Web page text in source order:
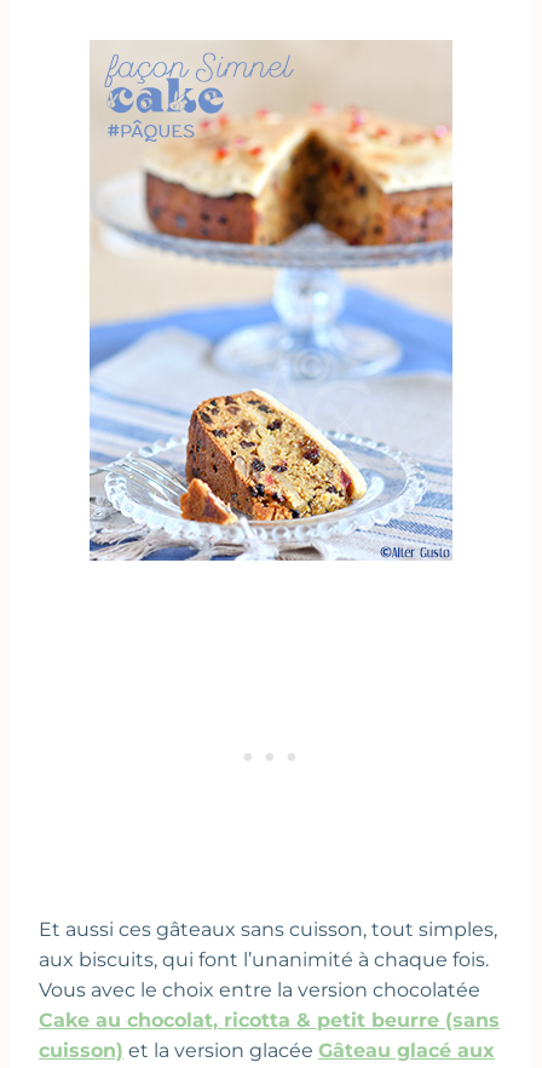
Et aussi ces gâteaux sans cuisson, tout simples,
aux biscuits, qui font l’unanimité à chaque fois.
Vous avec le choix entre la version chocolatée
Cake au chocolat, ricotta & petit beurre (sans
cuisson) et la version glacée Gâteau glacé aux